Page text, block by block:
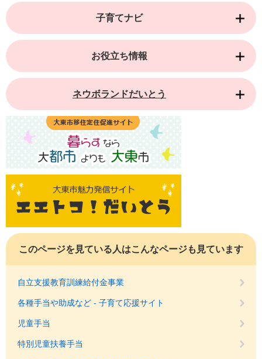
子育てナビ
お役立ち情報
ネウボランドだいとう
このページを見ている人はこんなページも見ています
自立支援教育訓練給付金事業
各種手当や助成など - 子育て応援サイト
児童手当
特別児童扶養手当